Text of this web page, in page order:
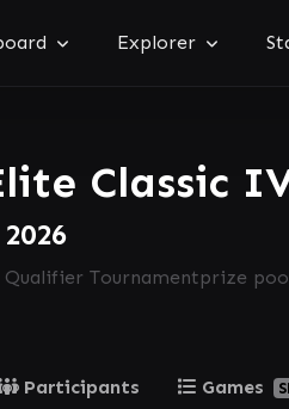
Explorer
Classic
Qualifier Tournamentprize
Participants Games